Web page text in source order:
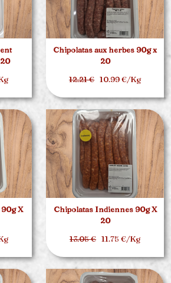
Chipolatas aux herbes 90g x
20
12.21 € 10.99 €/Kg
90g X
Chipolatas Indiennes 90g X
20
13.05 € 11.75 €/Kg